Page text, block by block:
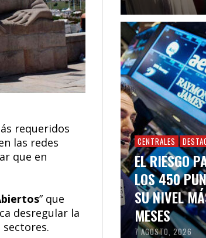
requeridos
las redes
que en
” que
desregular la
CENTRALES
EL RIESGO
LOS 450
SU NIVEL
MESES
7 AGOSTO, 2026